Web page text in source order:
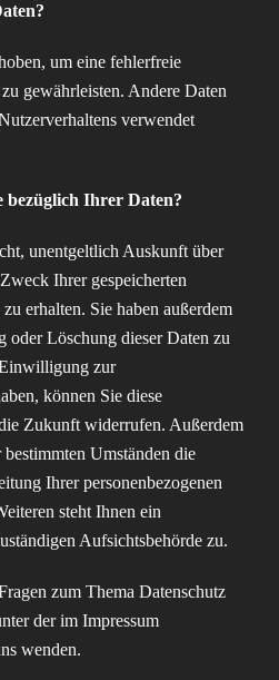
um eine fehlerfreie
gewährleisten. Andere Daten
verwendet
bezüglich Ihrer Daten?
unentgeltlich Auskunft über
Ihrer gespeicherten
erhalten. Sie haben außerdem
oder Löschung dieser Daten zu
zur
können Sie diese
Zukunft widerrufen. Außerdem
Umständen die
Ihrer personenbezogenen
steht Ihnen ein
Aufsichtsbehörde zu.
zum Thema Datenschutz
der im Impressum
wenden.